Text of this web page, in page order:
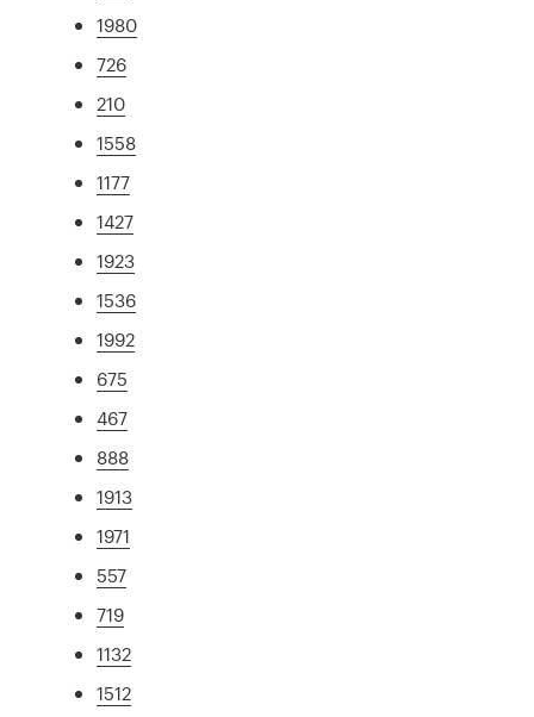
1980
726
210
1558
1177
1427
1923
1536
1992
675
467
888
1913
1971
557
719
1132
1512